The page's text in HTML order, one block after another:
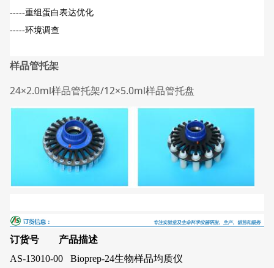
-----重组蛋白表达优化
-----环境调查
样品管托架
24×2.0ml样品管托架/12×5.0ml样品管托盘
订货号 产品描述
AS-13010-00 Bioprep-24生物样品均质仪